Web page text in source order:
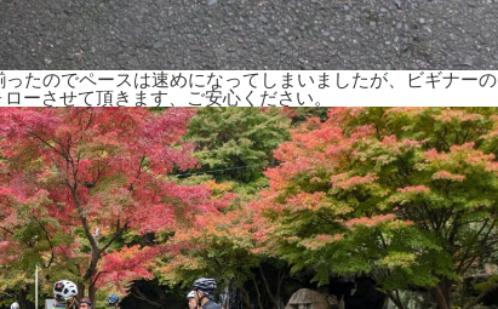
たのでペースは速めになってしまいましたが、ビギナーの
ーさせて頂きます、ご安心ください。